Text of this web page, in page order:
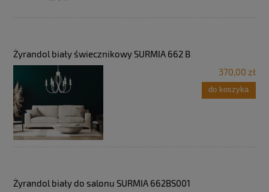
Żyrandol biały świecznikowy SURMIA 662 B
370,00 zł
do koszyka
Żyrandol biały do salonu SURMIA 662BS001